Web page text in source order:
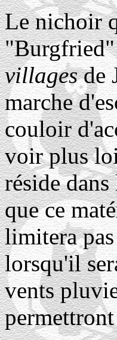
Le nichoir
"Burgfried"
villagesde
marche
couloir
voir plus
réside
que ce
limitera
lorsqu'il
vents